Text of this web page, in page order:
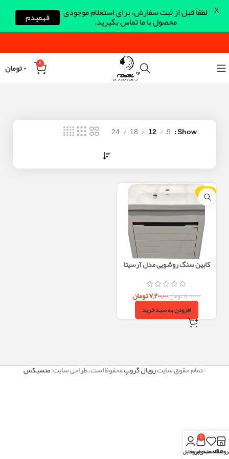
0 ۰تومان
Show
9
12
18
24
-10%
کابین سنگ روشویی مدل آرسیتا
۸,۰۰۰,۰۰۰تومان۷,۲۰۰,۰۰۰تومان
افزودن به سبد خرید
©تمام حقوق سایترویال گروپمحفوظ است. طراحی سایت:منسیکس
لطفاً قبل از ثبت سفارش، برای استعلام موجودی
محصول با ما تماس بگیرید. فهمیدم X
علاقه مندی
0
سبد خریدپروفایل